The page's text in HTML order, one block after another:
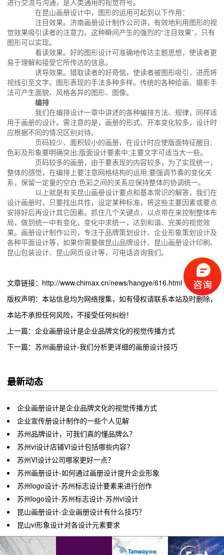
进行交流与沟通，是人类通用的视觉符号。
在昆山画册设计中，图形的运用可起到以下作用：
注目效果。济南画册设计制作公司讲，有效地利用图形的视
觉效果吸引读者的注意力。这种瞬间产生的强烈的“注目效果”，只有
图形可以实现。
看读效果。好的图形设计可准确地传达主题思想，使读者更
易于理解和接受它所传达的信息。
诱导效果。猎取读者的好奇惦，使读者被图形吸引，进而将
视线引至文字。图形表现的手法多种多样。传统的各种绘画、摄影手
法可产生面貌、风格各异的图形、图像。
编排
我们在编排设计一章中讲述的各种编排方法、规律，同样适
用于画册的设计。需注意的是，画册的形式、开本变化较多，设计时
应根据不同的情况区别对待。
页码较少、面积较小的画册，在设计时应使版面特征醒目;
色彩及形象要明确突出;版面设计要素中;主要文字可适当大一些。
页码较多的画册，由于要表现的内容较多，为了实现统一，
整体的感觉，在编排上要注意网格结构的运用;要强调节奏的变化关
系，保留一定量的空白;色彩之间的关系应保持整体的协调统一。
以上就是有关昆山画册设计要点和基本常识的解答，我们在
设计画册时，只要找出共性，设定某种标准，将这些主要因素或要点
安排好后再设计其它因素。抓住几个关键点，以点带在来控制整体布
局，做到统一中有变化，变化中求统一，达到和谐、完美的视觉效
果。画册设计制作公司，专注于品牌策划设计、企业形象策划设计及
各种平面设计等，如果你需要做昆山品牌设计、昆山画册设计印刷、
昆山包装设计、昆山网页设计等，可电话咨询我们。
文章链接：http://www.chimax.cn/news/hangye/616.html
版权声明：本站信息均为网络搜集，如有侵权请联系本站及时删除，
本站不承担任何风险，不接受任何纠纷！
上一篇：企业画册设计是企业品牌文化的视觉传播方式
下一篇：苏州画册设计-我们分析更详细的画册设计技巧
最新动态
企业画册设计是企业品牌文化的视觉传播方式
企业宣传册设计制作的一些个人见解
苏州品牌设计，可我们真的懂品牌么？
苏州vi设计店铺VI设计包括哪些内容？
苏州VI设计公司哪家更好一点？
苏州画册设计-如何通过画册设计提升企业形象
苏州logo设计-苏州标志设计要素来进行创作
苏州logo设计-苏州标志设计-苏州vi设计
昆山画册设计-企业画册设计有什么技巧？
昆山vi形象设计对各设计元素要求